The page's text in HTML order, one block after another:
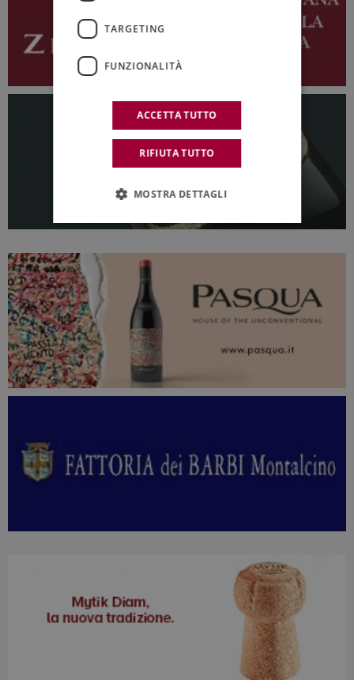
TARGETING
FUNZIONALITÀ
ACCETTA TUTTO
RIFIUTA TUTTO
MOSTRA DETTAGLI